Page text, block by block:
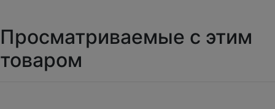
Просматриваемые с этим
товаром